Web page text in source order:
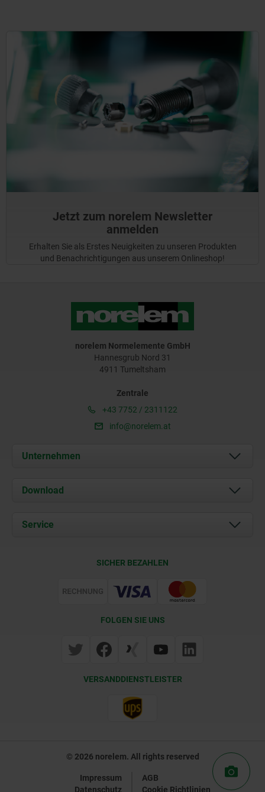
Jetzt zum norelem Newsletter
anmelden
Erhalten Sie als Erstes Neuigkeiten zu unseren Produkten
und Benachrichtigungen aus unserem Onlineshop!
norelem Normelemente GmbH
Hannesgrub Nord 31
4911 Tumeltsham
Zentrale
+43 7752 / 2311122
info@norelem.at
Unternehmen
Über uns
Kontakt
Download
Dokumente
Service
SICHER BEZAHLEN
FOLGEN SIE UNS
VERSANDDIENSTLEISTER
© 2026 norelem. All rights reserved
Impressum
AGB
Datenschutz
Cookie Richtlinien